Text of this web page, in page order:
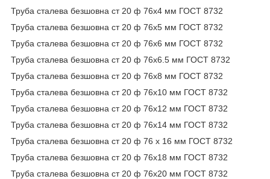
Труба сталева безшовна ст 20 ф 76х4 мм ГОСТ 8732
Труба сталева безшовна ст 20 ф 76х5 мм ГОСТ 8732
Труба сталева безшовна ст 20 ф 76х6 мм ГОСТ 8732
Труба сталева безшовна ст 20 ф 76х6.5 мм ГОСТ 8732
Труба сталева безшовна ст 20 ф 76х8 мм ГОСТ 8732
Труба сталева безшовна ст 20 ф 76х10 мм ГОСТ 8732
Труба сталева безшовна ст 20 ф 76х12 мм ГОСТ 8732
Труба сталева безшовна ст 20 ф 76х14 мм ГОСТ 8732
Труба сталева безшовна ст 20 ф 76 х 16 мм ГОСТ 8732
Труба сталева безшовна ст 20 ф 76х18 мм ГОСТ 8732
Труба сталева безшовна ст 20 ф 76х20 мм ГОСТ 8732